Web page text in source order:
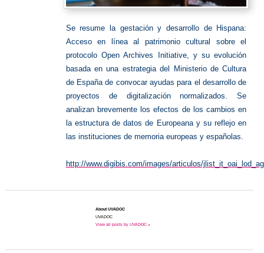
Se resume la gestación y desarrollo de Hispana:
Acceso en línea al patrimonio cultural sobre el
protocolo Open Archives Initiative, y su evolución
basada en una estrategia del Ministerio de Cultura
de España de convocar ayudas para el desarrollo de
proyectos de digitalización normalizados. Se
analizan brevemente los efectos de los cambios en
la estructura de datos de Europeana y su reflejo en
las instituciones de memoria europeas y españolas.
http://www.digibis.com/images/articulos/
About UVADOC
UVADOC
View all posts by UVADOC »